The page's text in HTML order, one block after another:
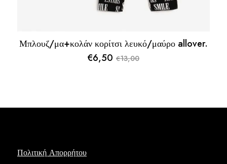
Μπλουζ/μα+κολάν κορίτσι λευκό/μαύρο allover.
€13,00
Original
€13,00.
€6,50 Η
είναι:
Πολιτική Απορρήτου